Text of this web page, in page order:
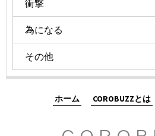
衝撃
為になる
その他
ホーム COROBUZZとは